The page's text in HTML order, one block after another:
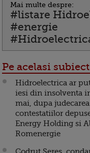
Mai multe despre:
#listare
#energie
Pe acelasi
Hidroelectrica ar
iesi din insolventa
mai, dupa judecarea
contestatiilor
Energy Holding si
Romenergie